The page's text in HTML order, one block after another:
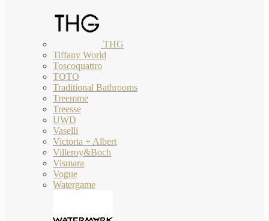
THG
Tiffany World
Toscoquattro
TOTO
Traditional Bathrooms
Treemme
Treesse
UWD
Vaselli
Victoria + Albert
Villeroy&Boch
Vismara
Vogue
Watergame